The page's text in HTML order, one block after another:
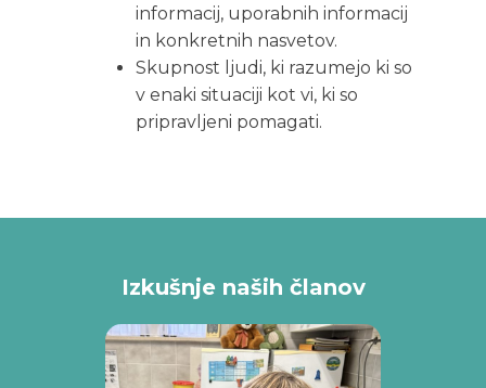
informacij, uporabnih informacij
in konkretnih nasvetov.
Skupnost ljudi, ki razumejo ki so
v enaki situaciji kot vi, ki so
pripravljeni pomagati.
Izkušnje naših članov